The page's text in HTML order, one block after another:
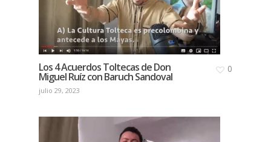
Los 4 Acuerdos Toltecas de Don
Miguel Ruíz con Baruch Sandoval
julio 29, 2023
0